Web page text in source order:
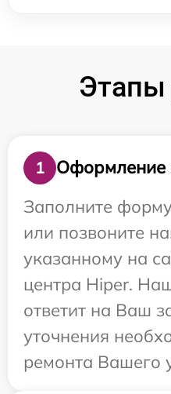
Этапы
1
Оформление
Заполните
или позвоните
указанному на
центра Hiper.
ответит на Ваш
уточнения
ремонта Вашего